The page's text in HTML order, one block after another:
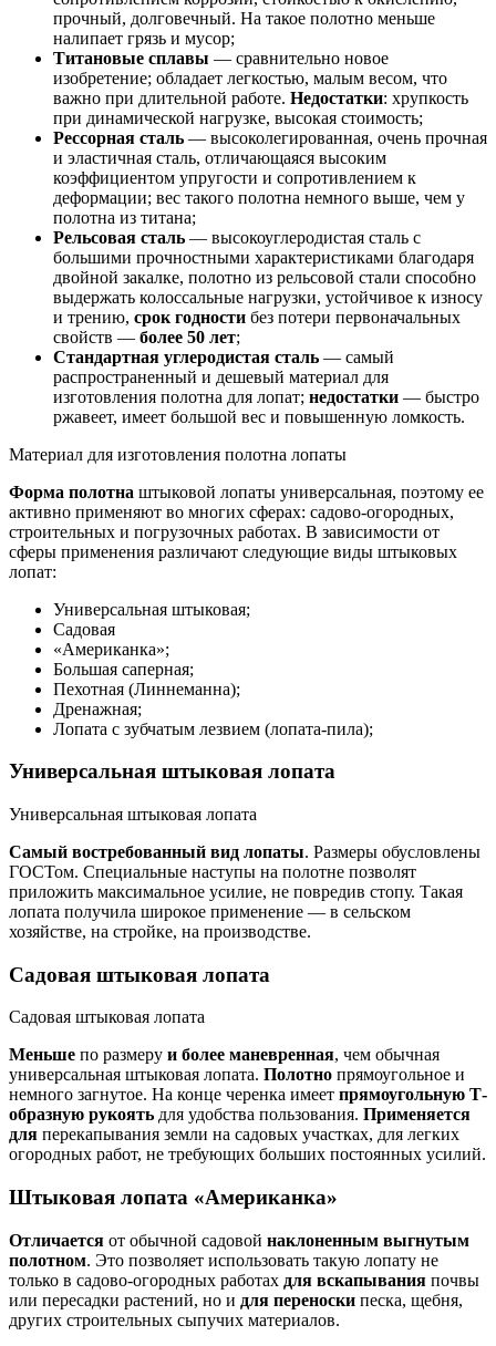
прочный, долговечный. На такое полотно меньше
налипает грязь и мусор;
Титановые сплавы — сравнительно новое
изобретение; обладает легкостью, малым весом, что
важно при длительной работе. Недостатки: хрупкость
при динамической нагрузке, высокая стоимость;
Рессорная сталь — высоколегированная, очень прочная
и эластичная сталь, отличающаяся высоким
коэффициентом упругости и сопротивлением к
деформации; вес такого полотна немного выше, чем у
полотна из титана;
Рельсовая сталь — высокоуглеродистая сталь с
большими прочностными характеристиками благодаря
двойной закалке, полотно из рельсовой стали способно
выдержать колоссальные нагрузки, устойчивое к износу
и трению, срок годности без потери первоначальных
свойств — более 50 лет;
Стандартная углеродистая сталь — самый
распространенный и дешевый материал для
изготовления полотна для лопат; недостатки — быстро
ржавеет, имеет большой вес и повышенную ломкость.
Материал для изготовления полотна лопаты
Форма полотна штыковой лопаты универсальная, поэтому ее
активно применяют во многих сферах: садово-огородных,
строительных и погрузочных работах. В зависимости от
сферы применения различают следующие виды штыковых
лопат:
Универсальная штыковая;
Садовая
«Американка»;
Большая саперная;
Пехотная (Линнеманна);
Дренажная;
Лопата с зубчатым лезвием (лопата-пила);
Универсальная штыковая лопата
Универсальная штыковая лопата
Самый востребованный вид лопаты. Размеры обусловлены
ГОСТом. Специальные наступы на полотне позволят
приложить максимальное усилие, не повредив стопу. Такая
лопата получила широкое применение — в сельском
хозяйстве, на стройке, на производстве.
Садовая штыковая лопата
Садовая штыковая лопата
Меньше по размеру и более маневренная, чем обычная
универсальная штыковая лопата. Полотно прямоугольное и
немного загнутое. На конце черенка имеет прямоугольную Т-
образную рукоять для удобства пользования. Применяется
для перекапывания земли на садовых участках, для легких
огородных работ, не требующих больших постоянных усилий.
Штыковая лопата «Американка»
Отличается от обычной садовой наклоненным выгнутым
полотном. Это позволяет использовать такую лопату не
только в садово-огородных работах для вскапывания почвы
или пересадки растений, но и для переноски песка, щебня,
других строительных сыпучих материалов.